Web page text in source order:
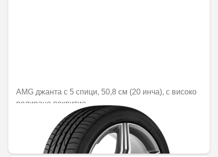
AMG джанта с 5 спици, 50,8 см (20 инча), с високо
полирано покритие
Не е налично онлайн
1470,25 € / 2875,56 лв.